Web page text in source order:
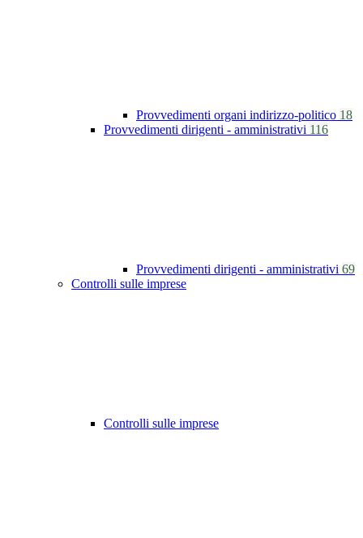
Provvedimenti organi indirizzo-politico 18
Provvedimenti dirigenti - amministrativi 116
Provvedimenti dirigenti - amministrativi 69
Controlli sulle imprese
Controlli sulle imprese